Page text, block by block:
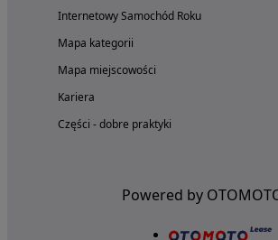
Internetowy Samochód Roku
Mapa kategorii
Mapa miejscowości
Kariera
Części - dobre praktyki
Powered by